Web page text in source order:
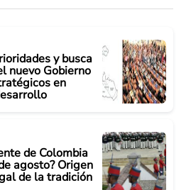
y busca
nuevo Gobierno
en
de Colombia
agosto? Origen
de la tradición